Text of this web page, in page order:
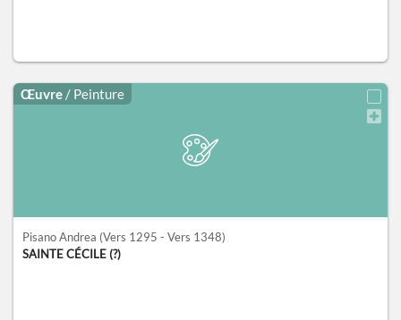
Œuvre / Peinture
Pisano Andrea (Vers 1295 - Vers 1348)
SAINTE CÉCILE (?)